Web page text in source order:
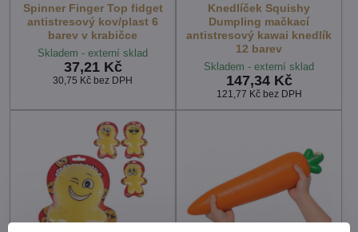
Spinner Finger Top fidget
antistresový kov/plast 6
barev v krabičce
Skladem - externí sklad
37,21 Kč
30,75 Kč bez DPH
Knedlíček Squishy
Dumpling mačkací
antistresový kawai knedlík
12 barev
Skladem - externí sklad
147,34 Kč
121,77 Kč bez DPH